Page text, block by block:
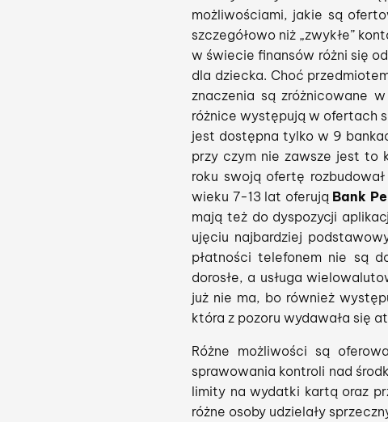
możliwościami, jakie są
szczegółowo niż „zwykłe”
w świecie finansów różni się
dla dziecka. Choć
znaczenia są zróżnicowane
różnice występują w ofertach
jest dostępna tylko w 9
przy czym nie zawsze jest to
roku swoją ofertę
wieku 7-13 lat oferują Bank
mają też do dyspozycji
ujęciu najbardziej
płatności telefonem nie są
dorosłe, a usługa
już nie ma, bo również
która z pozoru wydawała się
Różne możliwości są
sprawowania kontroli nad
limity na wydatki kartą oraz
różne osoby udzielały